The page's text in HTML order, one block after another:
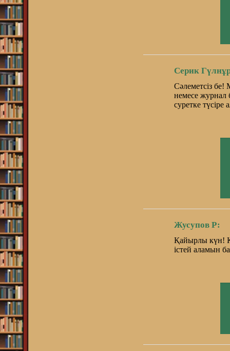
Серик
Сәлеметсіз бе!
немесе журнал
суретке түсіре
Жусупов Р:
Қайырлы күн!
істей аламын